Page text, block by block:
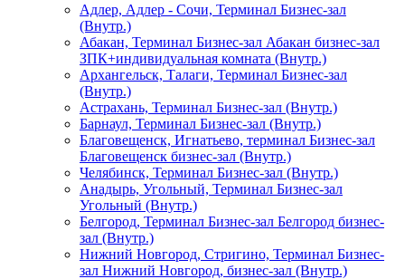
Адлер, Адлер - Сочи, Терминал Бизнес-зал
(Внутр.)
Абакан, Терминал Бизнес-зал Абакан бизнес-зал
ЗПК+индивидуальная комната (Внутр.)
Архангельск, Талаги, Терминал Бизнес-зал
(Внутр.)
Астрахань, Терминал Бизнес-зал (Внутр.)
Барнаул, Терминал Бизнес-зал (Внутр.)
Благовещенск, Игнатьево, терминал Бизнес-зал
Благовещенск бизнес-зал (Внутр.)
Челябинск, Терминал Бизнес-зал (Внутр.)
Анадырь, Угольный, Терминал Бизнес-зал
Угольный (Внутр.)
Белгород, Терминал Бизнес-зал Белгород бизнес-
зал (Внутр.)
Нижний Новгород, Стригино, Терминал Бизнес-
зал Нижний Новгород, бизнес-зал (Внутр.)